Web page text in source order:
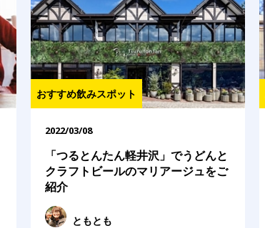
おすすめ飲みスポット
2022/03/08
「つるとんたん軽井沢」でうどんと
クラフトビールのマリアージュをご
紹介
ともとも